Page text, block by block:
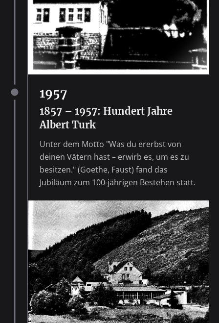
1957
1857 – 1957: Hundert Jahre
Albert Turk
Unter dem Motto "Was du ererbst von
deinen Vätern hast – erwirb es, um es zu
besitzen." (Goethe, Faust) fand das
Jubiläum zum 100-jährigen Bestehen statt.